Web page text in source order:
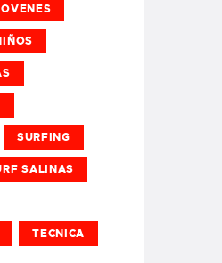
SURFING
SALINAS
TECNICA